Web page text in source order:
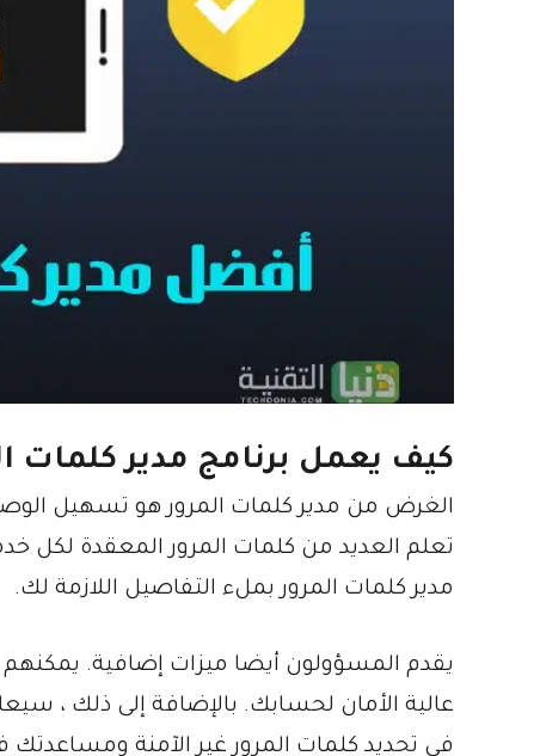
كيف يعمل برنامج مدير كلمات
الغرض من مدير كلمات المرور هو تسهيل
تعلم العديد من كلمات المرور المعقدة لكل
مدير كلمات المرور بملء التفاصيل اللازمة لك.
يقدم المسؤولون أيضا ميزات إضافية.
عالية الأمان لحسابك. بالإضافة إلى ذلك ،
في تحديد كلمات المرور غير الآمنة ومساعدتك